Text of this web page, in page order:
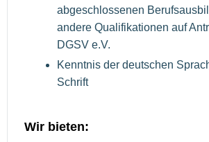
abgeschlossenen
andere Qualifikationen auf
DGSV e.V.
Kenntnis der deutschen
Schrift
Wir bieten: